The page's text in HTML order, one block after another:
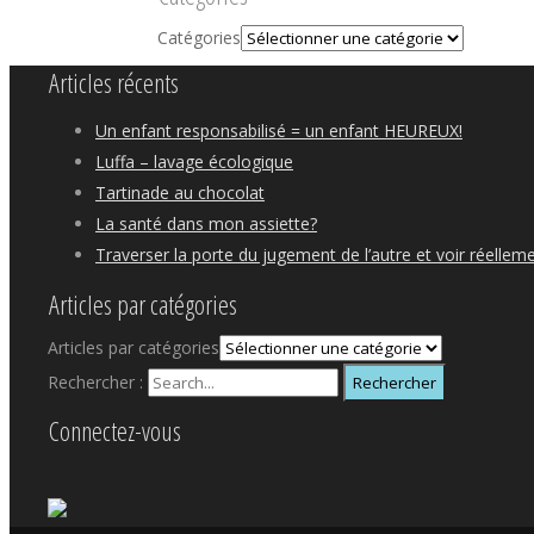
Catégories
Articles récents
Un enfant responsabilisé = un enfant HEUREUX!
Luffa – lavage écologique
Tartinade au chocolat
La santé dans mon assiette?
Traverser la porte du jugement de l’autre et voir
Articles par catégories
Articles par catégories
Rechercher :
Connectez-vous